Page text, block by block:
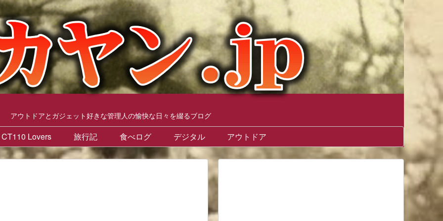
アウトドアとガジェット好きな管理人の愉快な日々を綴るブログ
CT110 Lovers 旅行記 食べログ デジタル アウトドア